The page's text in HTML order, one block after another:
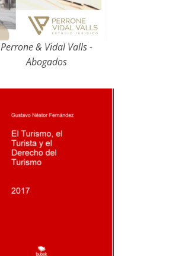
Perrone & Vidal Valls -
Abogados